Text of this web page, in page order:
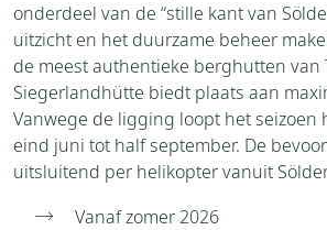
onderdeel van de “stille kant van
uitzicht en het duurzame beheer
de meest authentieke berghutten van
Siegerlandhütte biedt plaats aan
Vanwege de ligging loopt het seizoen
eind juni tot half september. De
uitsluitend per helikopter vanuit
Vanaf zomer 2026